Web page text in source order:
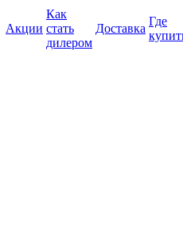
Акции
Как
стать
дилером
Доставка
Где